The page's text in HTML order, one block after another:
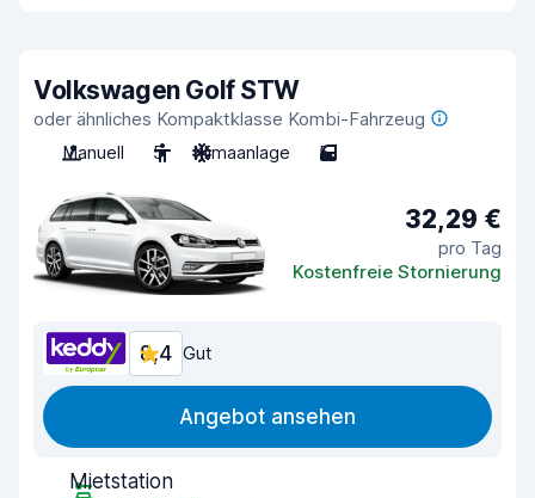
Volkswagen Golf STW
oder ähnliches Kompaktklasse Kombi-Fahrzeug
Manuell
5 Klimaanlage 5
32,29 €
pro Tag
Kostenfreie Stornierung
8,4 Gut
Angebot ansehen
Mietstation